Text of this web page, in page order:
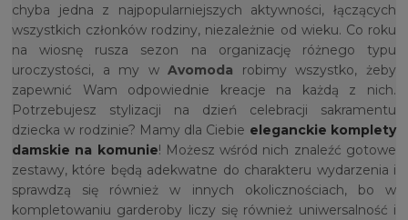
chyba jedna z najpopularniejszych aktywności, łączących
wszystkich członków rodziny, niezależnie od wieku. Co roku
na wiosnę rusza sezon na organizację różnego typu
uroczystości, a my wAvomoda robimy wszystko, żeby
zapewnić Wam odpowiednie kreacje na każdą z nich.
Potrzebujesz stylizacji na dzień celebracji sakramentu
dziecka w rodzinie? Mamy dla Ciebie eleganckie komplety
damskie na komunie! Możesz wśród nich znaleźć gotowe
zestawy, które będą adekwatne do charakteru wydarzenia i
sprawdzą się również w innych okolicznościach, bo w
kompletowaniu garderoby liczy się również uniwersalność i